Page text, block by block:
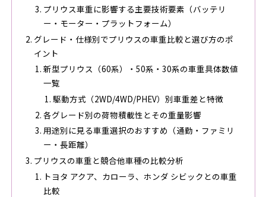
プリウス車重に影響する主要技術要素（バッテリ
ー・モーター・プラットフォーム）
グレード・仕様別でプリウスの車重比較と選び方のポ
イント
新型プリウス（60系）・50系・30系の車重具体数値
一覧
駆動方式（2WD/4WD/PHEV）別車重差と特徴
各グレード別の荷物積載性とその重量影響
用途別に見る車重選択のおすすめ（通勤・ファミリ
ー・長距離）
プリウスの車重と競合他車種の比較分析
トヨタ アクア、カローラ、ホンダ シビックとの車重
比較